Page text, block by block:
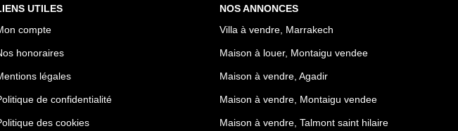
UTILES
compte
honoraires
légales
de confidentialité
des cookies
NOS ANNONCES
Villa à vendre, Marrakech
Maison à louer, Montaigu vendee
Maison à vendre, Agadir
Maison à vendre, Montaigu vendee
Maison à vendre, Talmont saint hilaire